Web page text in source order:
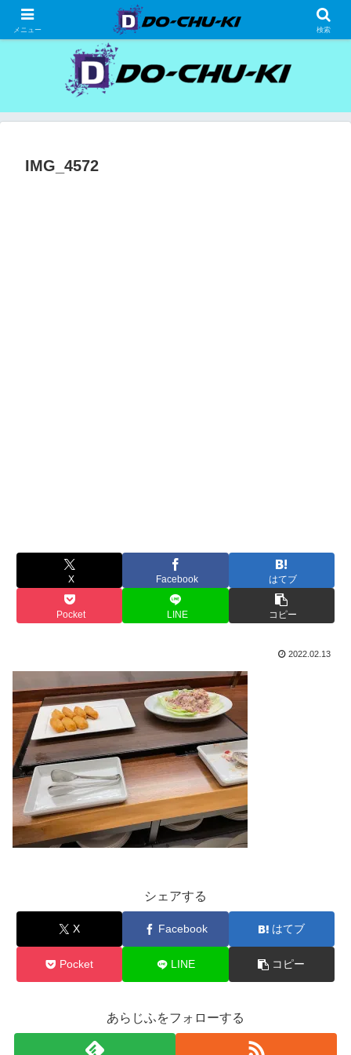
高級ホテルの格安宿泊研究、宿泊記
IMG_4572
X Facebook はてブ
Pocket LINE コピー
2022.02.13
シェアする
X Facebook はてブ
Pocket LINE コピー
あらじふをフォローする
メニュー 検索